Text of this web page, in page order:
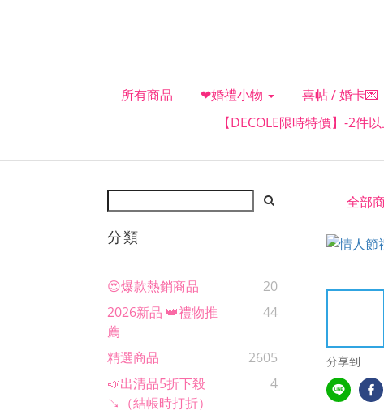
所有商品 ❤婚禮小物 喜帖 / 婚卡💌
【DECOLE限時特價】-2件
分類
😍爆款熱銷商品
20
2026新品 👑禮物推
薦
44
精選商品
2605
📣出清品5折下殺
↘（結帳時打折）
4
全部
分享到